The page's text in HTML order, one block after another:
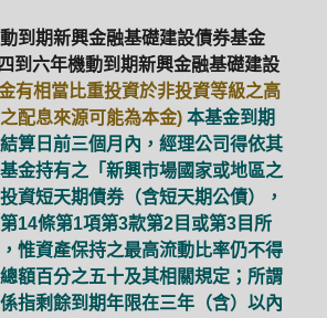
到期新興金融基礎建設債券基金
到六年機動到期新興金融基礎建設
有相當比重投資於非投資等級之高
配息來源可能為本金) 本基金到期
算日前三個月內，經理公司得依其
金持有之「新興市場國家或地區之
資短天期債券（含短天期公債），
14條第1項第3款第2目或第3目所
惟資產保持之最高流動比率仍不得
額百分之五十及其相關規定；所謂
係指剩餘到期年限在三年（含）以內